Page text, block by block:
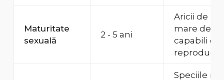
Maturitate
sexuală
2 - 5 ani
Aricii de
mare devin
capabili de
Speciile